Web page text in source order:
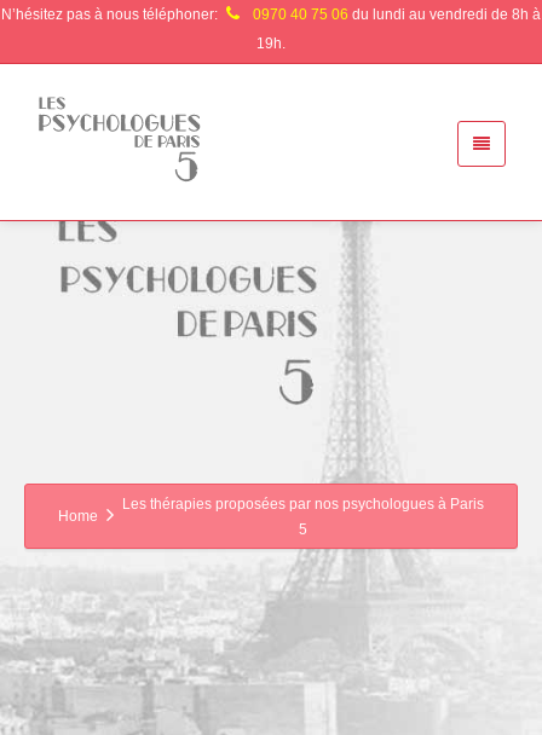
N’hésitez pas à nous téléphoner: 0970 40 75 06 du lundi au vendredi de 8h à
19h.
Home
Les thérapies proposées par nos psychologues à Paris
5